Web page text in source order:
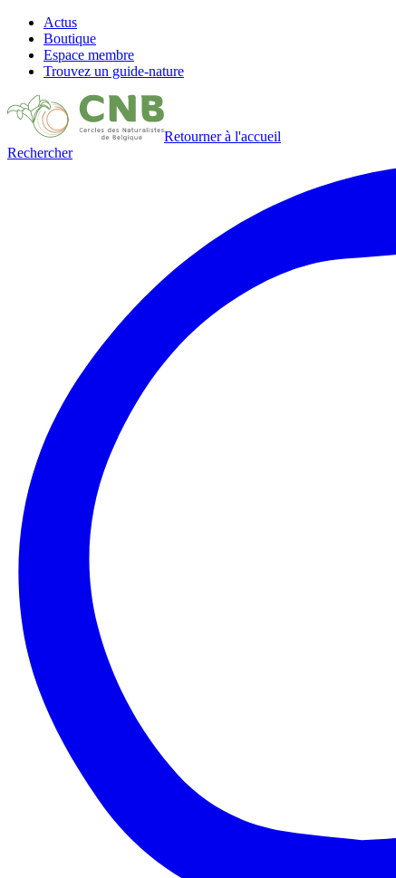
Actus
Boutique
Espace membre
Trouvez un guide-nature
Retourner à l'accueil
Rechercher